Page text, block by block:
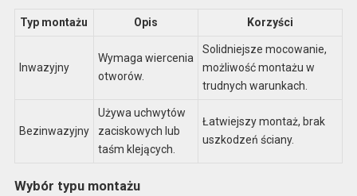
Typ montażu Opis Korzyści
Inwazyjny
Wymaga wiercenia
otworów.
Solidniejsze mocowanie,
możliwość montażu w
trudnych warunkach.
Bezinwazyjny
Używa uchwytów
zaciskowych lub
taśm klejących.
Łatwiejszy montaż, brak
uszkodzeń ściany.
Wybór typu montażu